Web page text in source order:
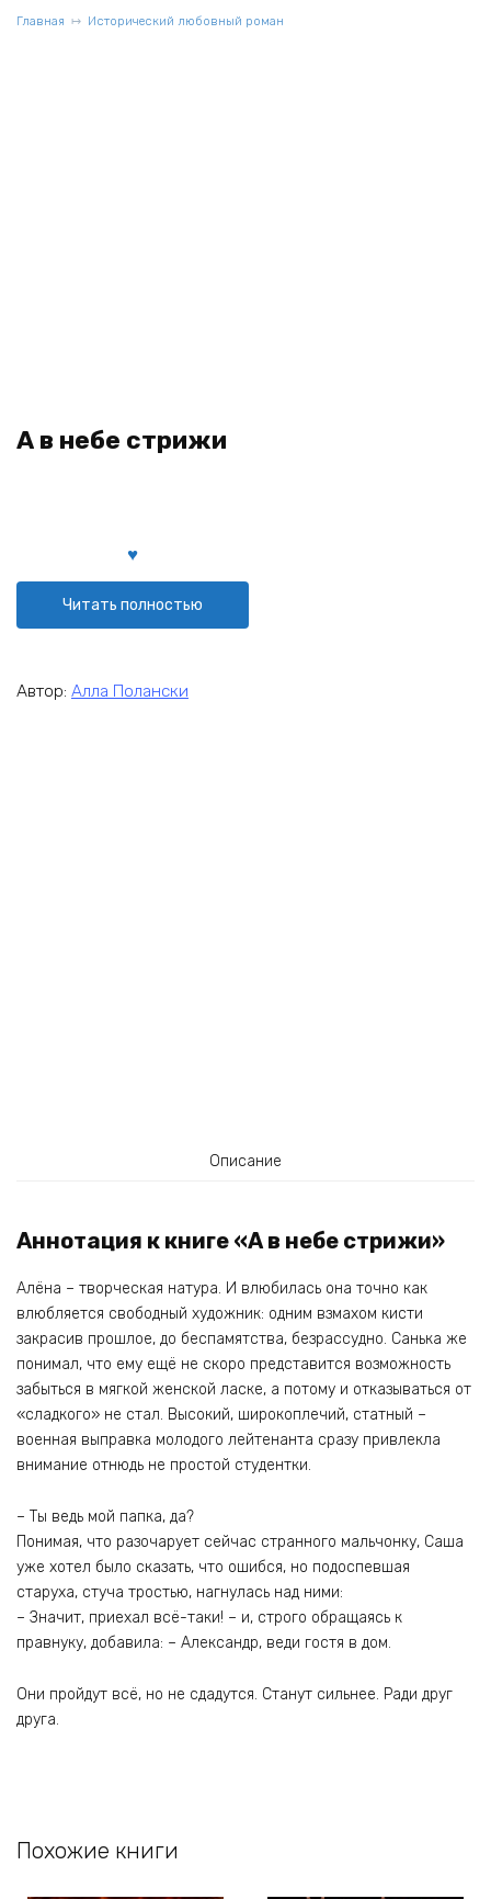
Главная Исторический любовный роман
А в небе стрижи
Читать полностью
Автор: Алла Полански
Описание
Аннотация к книге «А в небе стрижи»
Алёна – творческая натура. И влюбилась она точно как
влюбляется свободный художник: одним взмахом кисти
закрасив прошлое, до беспамятства, безрассудно. Санька же
понимал, что ему ещё не скоро представится возможность
забыться в мягкой женской ласке, а потому и отказываться от
«сладкого» не стал. Высокий, широкоплечий, статный –
военная выправка молодого лейтенанта сразу привлекла
внимание отнюдь не простой студентки.
– Ты ведь мой папка, да?
Понимая, что разочарует сейчас странного мальчонку, Саша
уже хотел было сказать, что ошибся, но подоспевшая
старуха, стуча тростью, нагнулась над ними:
– Значит, приехал всё-таки! – и, строго обращаясь к
правнуку, добавила: – Александр, веди гостя в дом.
Они пройдут всё, но не сдадутся. Станут сильнее. Ради друг
друга.
Похожие книги